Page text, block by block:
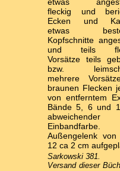
fleckig und
Ecken und
etwas
Kopfschnitte
und teils
Vorsätze teils
bzw.
mehrere
braunen Flecken
von entferntem
Bände 5, 6 und
abweichender
Einbandfarbe.
Außengelenk von
12 ca 2 cm
Sarkowski 381.
Versand dieser